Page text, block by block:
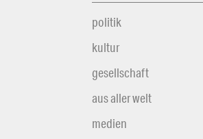
politik
kultur
gesellschaft
aus aller welt
medien